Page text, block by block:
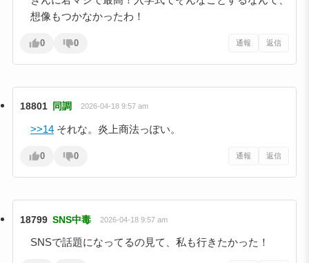
想像もつかなかったわ！
0 0 通報 返信
18801 同調 2026-04-18 9:57 am
>>14それな。炎上商法っぽい。
0 0 通報 返信
18799 SNS中毒 2026-04-18 9:57 am
SNSで話題になってるの見て、私も行きたかった！